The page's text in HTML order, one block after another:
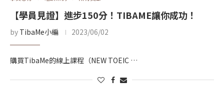
【學員見證】進步150分！TIBAME讓你成功！
by TibaMe小編 2023/06/02
購買TibaMe的線上課程（NEW TOEIC …